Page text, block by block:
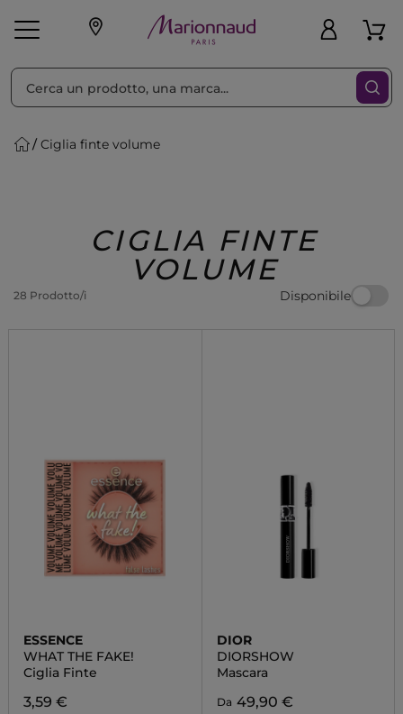
Make-up Profumi
Regalo
Ciglia finte volume
CIGLIA FINTE
VOLUME
28 Prodotto/i Disponibile
Ordina per Filtra
ESSENCE
WHAT THE FAKE!
Ciglia Finte
3,59 €
DIOR
DIORSHOW
Mascara
Da 49,90 €